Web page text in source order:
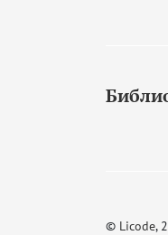
© Licode,